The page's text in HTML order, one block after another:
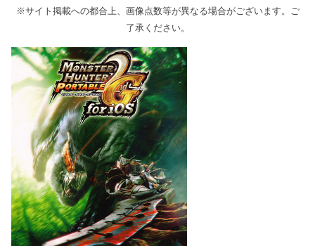
※サイト掲載への都合上、画像点数等が異なる場合がございます。ご
了承ください。